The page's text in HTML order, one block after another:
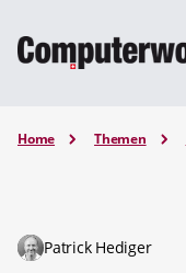
Home Themen
Patrick Hediger